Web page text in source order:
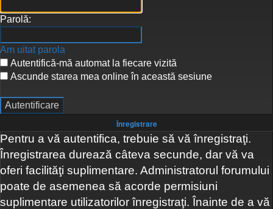
Parolă:
Am uitat parola
Autentifică-mă automat la fiecare vizită
Ascunde starea mea online în această sesiune
Înregistrare
Pentru a vă autentifica, trebuie să vă înregistraţi.
Înregistrarea durează câteva secunde, dar vă va
oferi facilităţi suplimentare. Administratorul forumului
poate de asemenea să acorde permisiuni
suplimentare utilizatorilor înregistraţi. Înainte de a vă